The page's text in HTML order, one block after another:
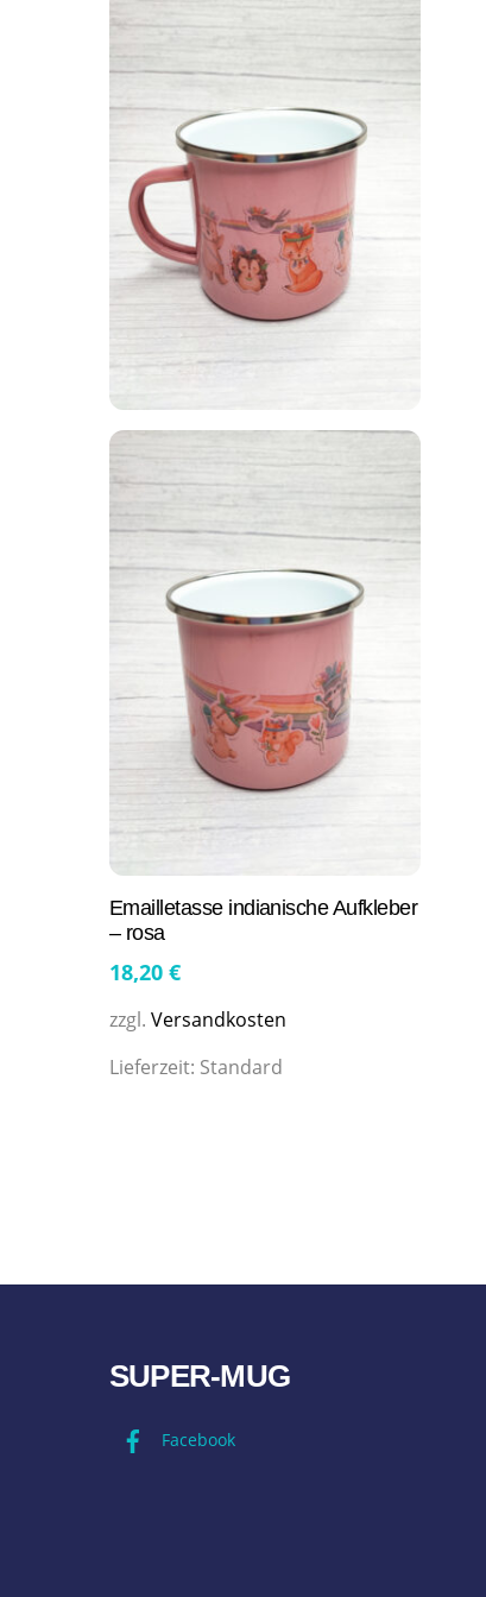
Emailletasse indianische Aufkleber
– rosa
18,20 €
zzgl. Versandkosten
Lieferzeit: Standard
SUPER-MUG
Facebook